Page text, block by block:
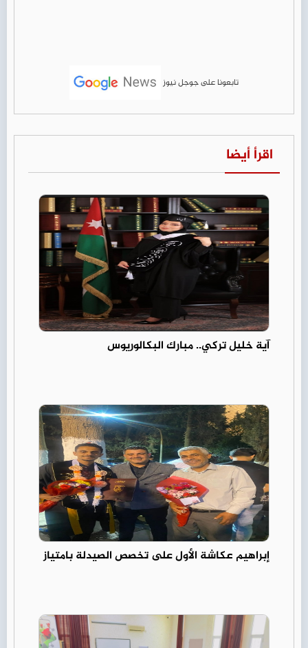
تابعونا على جوجل نيوز
اقرأ أيضا
آية خليل تركي.. مبارك البكالوريوس
إبراهيم عكاشة الأول على تخصص الصيدلة بامتياز